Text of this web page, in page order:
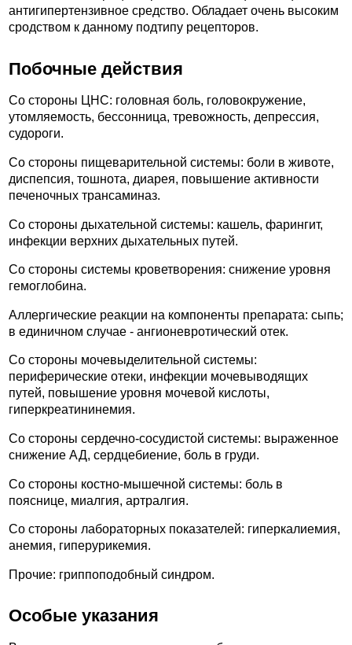
антигипертензивное средство. Обладает очень высоким
сродством к данному подтипу рецепторов.
Побочные действия
Со стороны ЦНС: головная боль, головокружение,
утомляемость, бессонница, тревожность, депрессия,
судороги.
Со стороны пищеварительной системы: боли в животе,
диспепсия, тошнота, диарея, повышение активности
печеночных трансаминаз.
Со стороны дыхательной системы: кашель, фарингит,
инфекции верхних дыхательных путей.
Со стороны системы кроветворения: снижение уровня
гемоглобина.
Аллергические реакции на компоненты препарата: сыпь;
в единичном случае - ангионевротический отек.
Со стороны мочевыделительной системы:
периферические отеки, инфекции мочевыводящих
путей, повышение уровня мочевой кислоты,
гиперкреатининемия.
Со стороны сердечно-сосудистой системы: выраженное
снижение АД, сердцебиение, боль в груди.
Со стороны костно-мышечной системы: боль в
пояснице, миалгия, артралгия.
Со стороны лабораторных показателей: гиперкалиемия,
анемия, гиперурикемия.
Прочие: гриппоподобный синдром.
Особые указания